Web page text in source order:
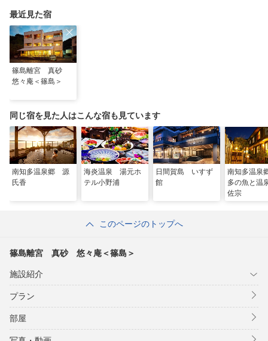
※港まで徒歩約20分。新町公園近辺、黄色い看板が目印
・師崎港前の名鉄駐車場（有料）
【名鉄海上観光船10％OFF】
当プランにてご予約・ご宿泊の方限定で、日間賀島や篠島へ行く
名鉄海上観光船の往復乗船料が10％オフになります。
河和港乗船センター、及び師崎港観光センターのチケット売り場
詳細をご提示ください。
ているようお願いします。
※割引できる上限人数は、宿泊者人数
※急行料金は割引対象外
最近見た宿
篠島離宮 真砂
悠々庵＜篠島＞
同じ宿を見た人はこんな宿も見ています
南知多温泉郷 源
氏香
海炎温泉 湯元ホ
テル小野浦
日間賀島 いすず
館
南知多温
多の魚と
佐宗
このページのトップへ
篠島離宮 真砂 悠々庵＜篠島＞
施設紹介
プラン
部屋